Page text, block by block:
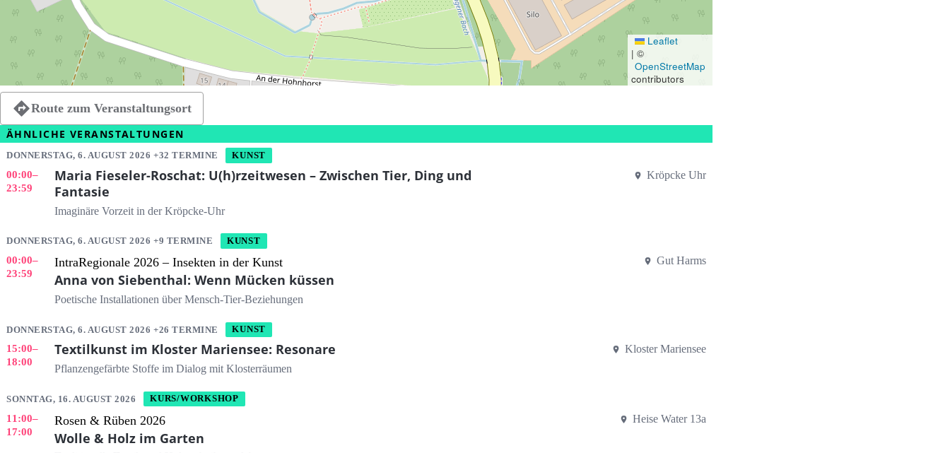
Leaflet
| ©
OpenStreetMap
contributors
Route zum Veranstaltungsort
ÄHNLICHE VERANSTALTUNGEN
DONNERSTAG, 6. AUGUST 2026 +32 TERMINE KUNST
00:00–
23:59
Maria Fieseler-Roschat: U(h)rzeitwesen – Zwischen Tier, Ding und
Fantasie
Imaginäre Vorzeit in der Kröpcke-Uhr
Kröpcke Uhr
DONNERSTAG, 6. AUGUST 2026 +9 TERMINE KUNST
00:00–
23:59
IntraRegionale 2026 – Insekten in der Kunst
Anna von Siebenthal: Wenn Mücken küssen
Poetische Installationen über Mensch-Tier-Beziehungen
Gut Harms
DONNERSTAG, 6. AUGUST 2026 +26 TERMINE KUNST
15:00–
18:00
Textilkunst im Kloster Mariensee: Resonare
Pflanzengefärbte Stoffe im Dialog mit Klosterräumen
Kloster Mariensee
SONNTAG, 16. AUGUST 2026 KURS/WORKSHOP
11:00–
17:00
Rosen & Rüben 2026
Wolle & Holz im Garten
Heise Water 13a